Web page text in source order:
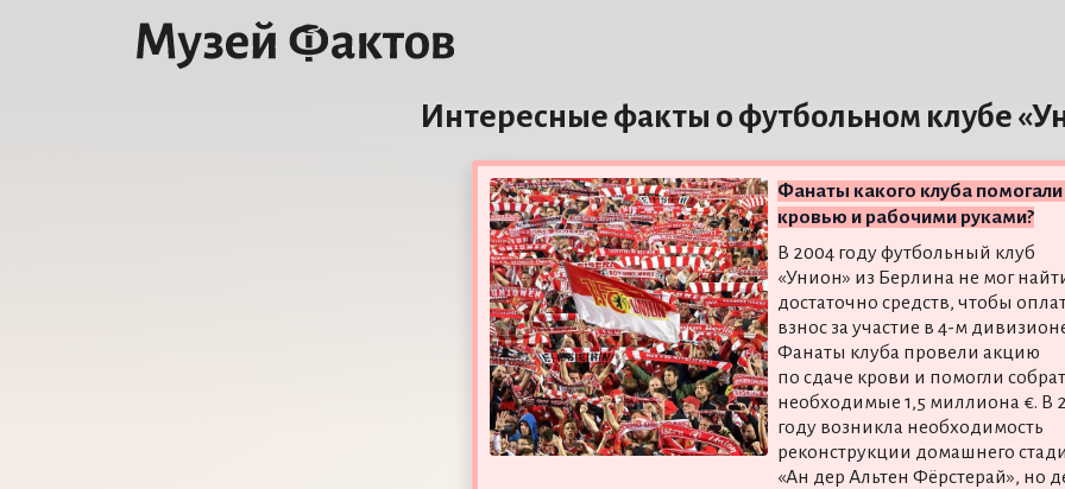
Интересные факты о футбольном клубе
Фанаты какого клуба
кровью и рабочими руками?
В 2004 году футбольный клуб
«Унион» из Берлина не мог
достаточно средств, чтобы
взнос за участие в 4-м
Фанаты клуба провели акцию
по сдаче крови и помогли
необходимые 1,5 миллиона €. В
году возникла необходимость
реконструкции домашнего
«Ан дер Альтен Фёрстерай», но